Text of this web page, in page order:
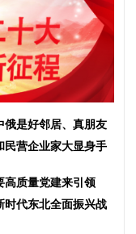
俄是好邻居、真朋友
民营企业家大显身手
高质量党建来引领
时代东北全面振兴战